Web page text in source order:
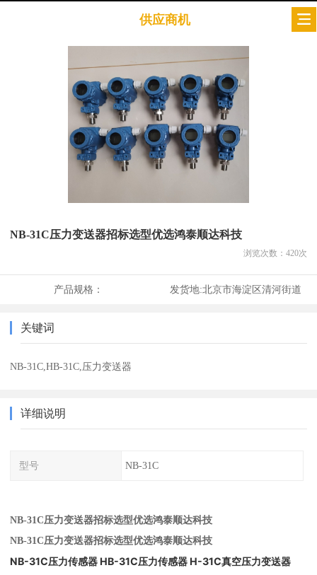
供应商机
NB-31C压力变送器招标选型优选鸿泰顺达科技
浏览次数： 420次
产品规格： 发货地:北京市海淀区清河街道
关键词
NB-31C,HB-31C,压力变送器
详细说明
型号 NB-31C
NB-31C压力变送器招标选型优选鸿泰顺达科技
NB-31C压力变送器招标选型优选鸿泰顺达科技
NB-31C压力传感器 HB-31C压力传感器 H-31C真空压力变送器